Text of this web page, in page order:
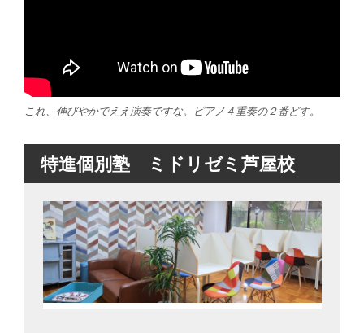
これ、伸びやかでええ演奏ですな。ピアノ４重奏の２番どす。
特進個別塾 ミドリゼミ芦屋校